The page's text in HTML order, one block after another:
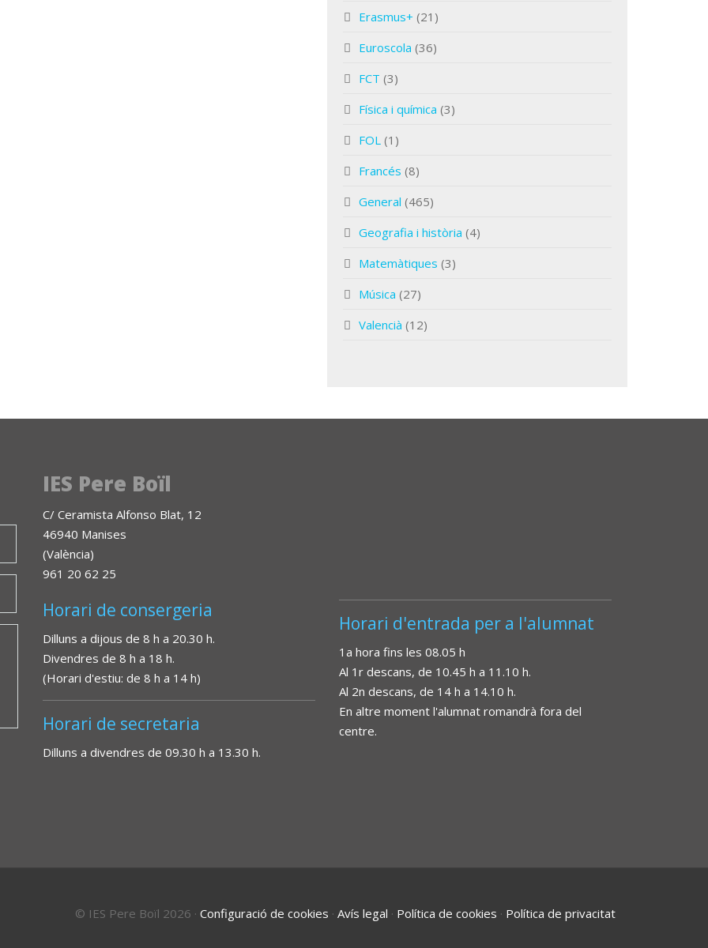
Erasmus+ (21)
Euroscola (36)
FCT (3)
Física i química (3)
FOL (1)
Francés (8)
General (465)
Geografia i història (4)
Matemàtiques (3)
Música (27)
Valencià (12)
IES Pere Boïl
C/ Ceramista Alfonso Blat, 12
46940 Manises
(València)
961 20 62 25
Horari de consergeria
Dilluns a dijous de 8 h a 20.30 h.
Divendres de 8 h a 18 h.
(Horari d'estiu: de 8 h a 14 h)
Horari de secretaria
Dilluns a divendres de 09.30 h a 13.30 h.
Horari d'entrada per a l'alumnat
1a hora fins les 08.05 h
Al 1r descans, de 10.45 h a 11.10 h.
Al 2n descans, de 14 h a 14.10 h.
En altre moment l'alumnat romandrà fora del
centre.
© IES Pere Boïl 2026 · Configuració de cookies · Avís legal · Política de cookies · Política de privacitat